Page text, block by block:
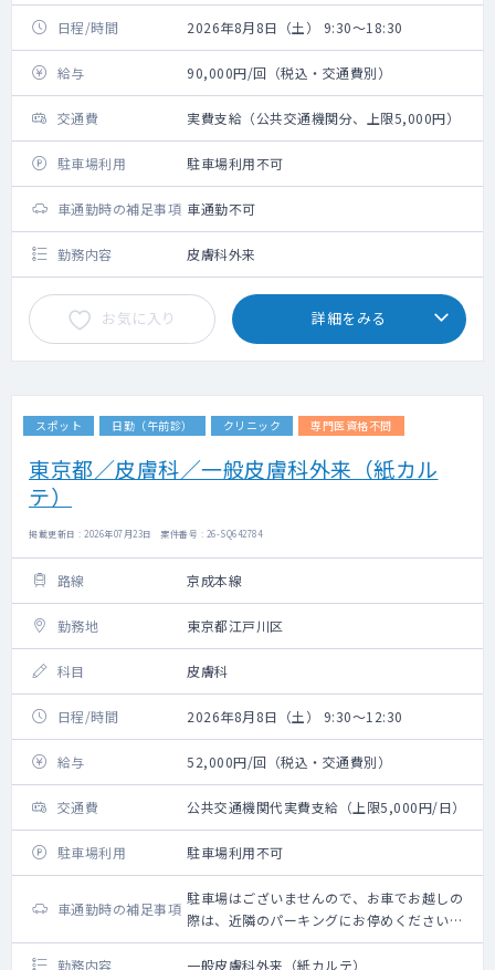
日程/時間 2026年8月8日（土） 9:30～18:30
給与 90,000円/回（税込・交通費別）
交通費 実費支給（公共交通機関分、上限5,000円）
駐車場利用 駐車場利用不可
車通勤時の補足事項 車通勤不可
勤務内容 皮膚科外来
お気に入り 詳細をみる
スポット 日勤（午前診） クリニック 専門医資格不問
東京都／皮膚科／一般皮膚科外来（紙カル
テ）
掲載更新日 : 2026年07月23日 案件番号 : 26-SQ642784
路線 京成本線
勤務地 東京都江戸川区
科目 皮膚科
日程/時間 2026年8月8日（土） 9:30～12:30
給与 52,000円/回（税込・交通費別）
交通費 公共交通機関代実費支給（上限5,000円/日）
駐車場利用 駐車場利用不可
車通勤時の補足事項
駐車場はございませんので、お車でお越しの
際は、近隣のパーキングにお停めください
（駐車料金は自費となります）
勤務内容
一般皮膚科外来（紙カルテ）